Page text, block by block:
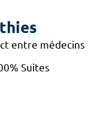
entre médecins
Suites